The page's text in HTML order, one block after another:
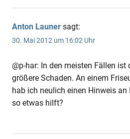
Anton Launer sagt:
30. Mai 2012 um 16:02 Uhr
@p-har: In den meisten Fällen ist
größere Schaden. An einem
hab ich neulich einen Hinweis an
so etwas hilft?